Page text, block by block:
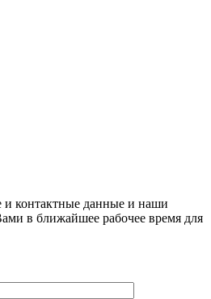
и контактные данные и наши
в ближайшее рабочее время для